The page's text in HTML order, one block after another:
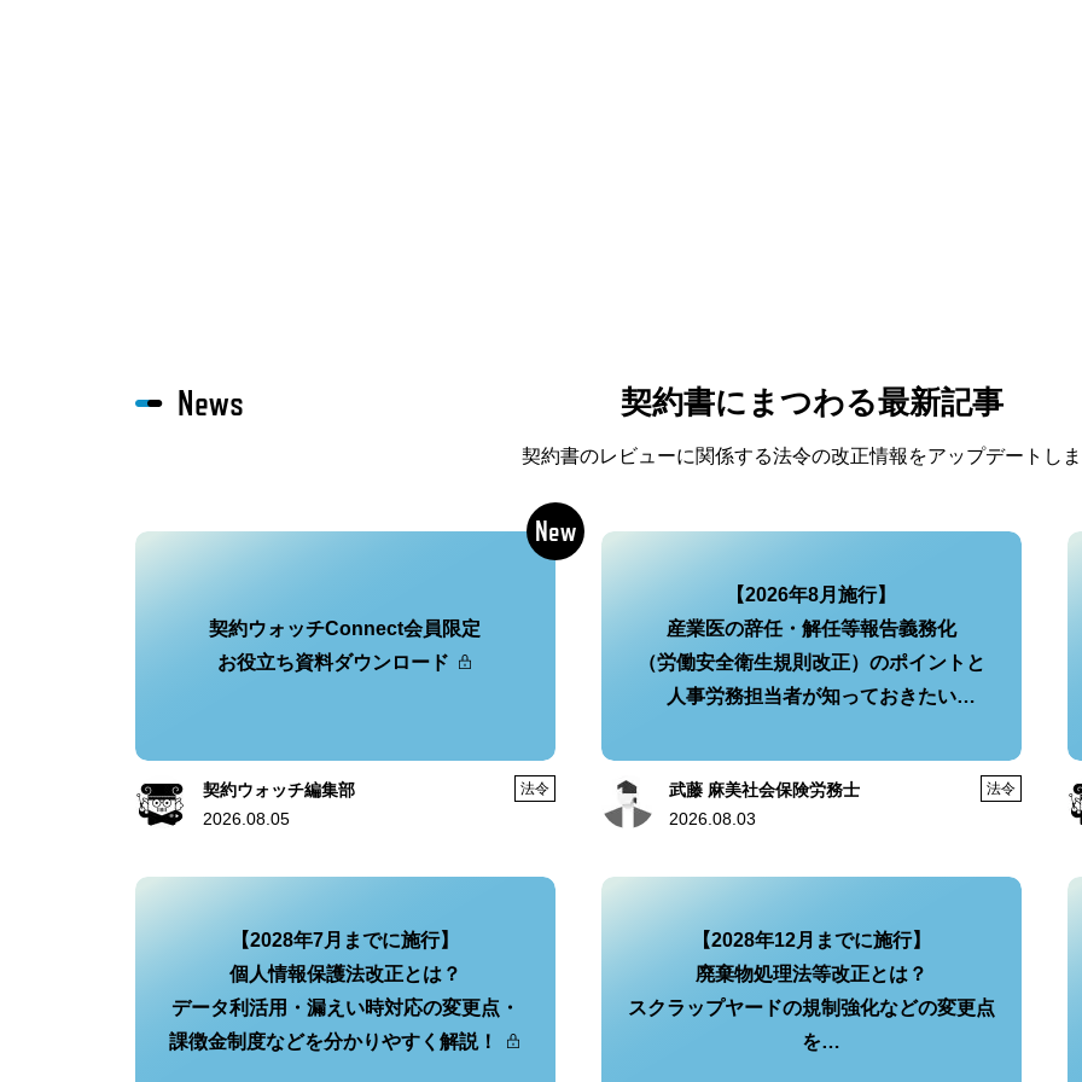
契約書にまつわる最新記事
News
契約書のレビューに関係する法令の改正情報をアップデートし
契約ウォッチConnect会員限定
お役立ち資料ダウンロード
契約ウォッチ編集部
2026.08.05
法令
【2026年8月施行】
産業医の辞任・解任等報告義務化
（労働安全衛生規則改正）のポイントと
人事労務担当者が知っておきたい
武藤 麻美社会保険労務士
2026.08.03
法令
【2028年7月までに施行】
個人情報保護法改正とは？
データ利活用・漏えい時対応の変更点・
課徴金制度などを分かりやすく解説！
【2028年12月までに施行】
廃棄物処理法等改正とは？
スクラップヤードの規制強化などの変更点
を